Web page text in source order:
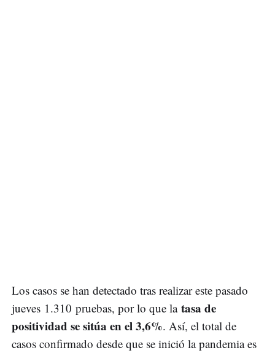
Los casos se han detectado tras realizar este pasado
jueves 1.310 pruebas, por lo que la tasa de
positividad se sitúa en el 3,6%. Así, el total de
casos confirmado desde que se inició la pandemia es